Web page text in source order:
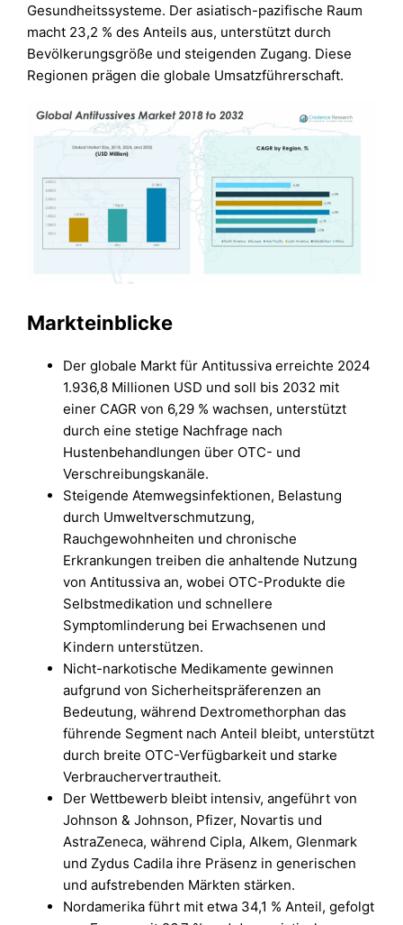
Gesundheitssysteme. Der asiatisch-pazifische Raum
macht 23,2 % des Anteils aus, unterstützt durch
Bevölkerungsgröße und steigenden Zugang. Diese
Regionen prägen die globale Umsatzführerschaft.
Markteinblicke
Der globale Markt für Antitussiva erreichte 2024
1.936,8 Millionen USD und soll bis 2032 mit
einer CAGR von 6,29 % wachsen, unterstützt
durch eine stetige Nachfrage nach
Hustenbehandlungen über OTC- und
Verschreibungskanäle.
Steigende Atemwegsinfektionen, Belastung
durch Umweltverschmutzung,
Rauchgewohnheiten und chronische
Erkrankungen treiben die anhaltende Nutzung
von Antitussiva an, wobei OTC-Produkte die
Selbstmedikation und schnellere
Symptomlinderung bei Erwachsenen und
Kindern unterstützen.
Nicht-narkotische Medikamente gewinnen
aufgrund von Sicherheitspräferenzen an
Bedeutung, während Dextromethorphan das
führende Segment nach Anteil bleibt, unterstützt
durch breite OTC-Verfügbarkeit und starke
Verbrauchervertrautheit.
Der Wettbewerb bleibt intensiv, angeführt von
Johnson & Johnson, Pfizer, Novartis und
AstraZeneca, während Cipla, Alkem, Glenmark
und Zydus Cadila ihre Präsenz in generischen
und aufstrebenden Märkten stärken.
Nordamerika führt mit etwa 34,1 % Anteil, gefolgt